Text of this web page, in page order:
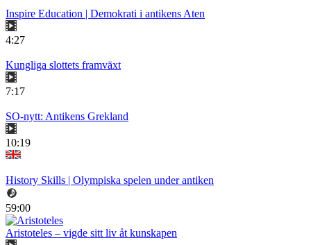
Inspire Education | Demokrati i antikens Aten
4:27
Kungliga slottets framväxt
7:17
SO-nytt: Antikens Grekland
10:19
History Skills | Olympiska spelen under antiken
59:00
Aristoteles – vigde sitt liv åt kunskapen